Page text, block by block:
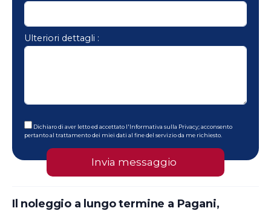
Ulteriori dettagli :
Dichiaro di aver letto ed accettato l'Informativa sulla Privacy; acconsento
pertanto al trattamento dei miei dati al fine del servizio da me richiesto.
Il noleggio a lungo termine a Pagani,